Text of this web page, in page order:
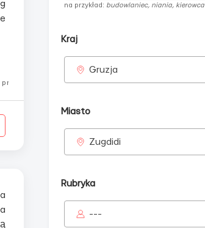
na przykład: budowlaniec, niania, kierowca
Kraj
Gruzja
Miasto
Zugdidi
Rubryka
---